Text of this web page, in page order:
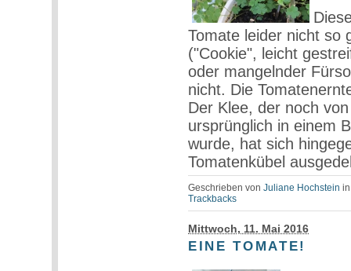
Tomate leider nicht so
("Cookie", leicht
oder mangelnder
nicht. Die
Der Klee, der noch
ursprünglich in einem
wurde, hat sich
Tomatenkübel
Geschrieben vonJuliane Hochstein
Trackbacks
Mittwoch, 11. Mai 2016
EINE TOMATE!